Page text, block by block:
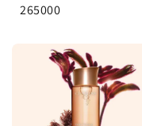
price
265000